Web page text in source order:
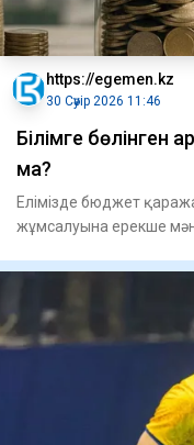
https://egemen.kz
30 Сәуір 2026 11:46
Білімге бөлінген
ма?
Елімізде бюджет
жұмсалуына ерекше мән